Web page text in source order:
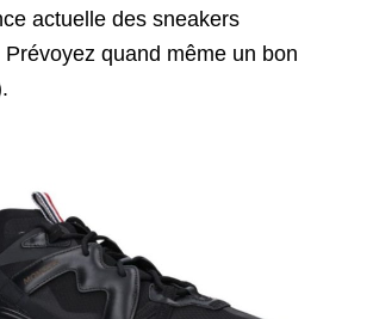
actuelle des sneakers
quand même un bon